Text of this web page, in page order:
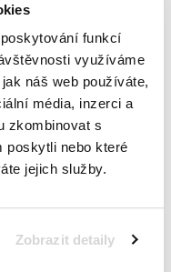
funkcí
využíváme
náš web používáte,
média, inzerci a
zkombinovat s
poskytli nebo které
jejich služby.
Zobrazit detaily